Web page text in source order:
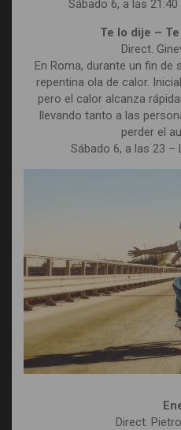
Sábado 6, a las
Te lo dije – Te
Direct.
En Roma, durante un fin de
repentina ola de calor.
pero el calor alcanza
llevando tanto a las
perder el
Sábado 6, a las 23 –
Direct.